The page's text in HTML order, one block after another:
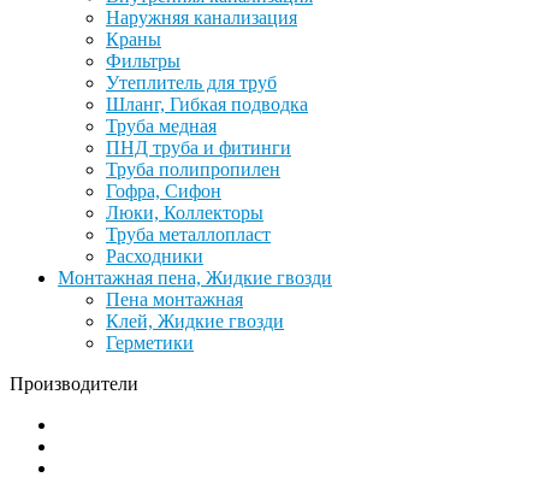
Наружняя канализация
Краны
Фильтры
Утеплитель для труб
Шланг, Гибкая подводка
Труба медная
ПНД труба и фитинги
Труба полипропилен
Гофра, Сифон
Люки, Коллекторы
Труба металлопласт
Расходники
Монтажная пена, Жидкие гвозди
Пена монтажная
Клей, Жидкие гвозди
Герметики
Производители